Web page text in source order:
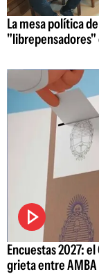
La mesa política
"librepensadores"
Encuestas 2027:
grieta entre